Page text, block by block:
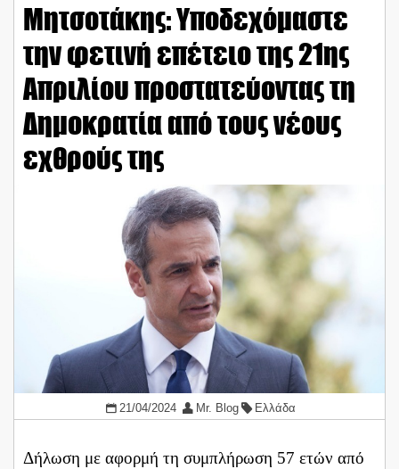
Μητσοτάκης: Υποδεχόμαστε
την φετινή επέτειο της 21ης
Απριλίου προστατεύοντας τη
Δημοκρατία από τους νέους
εχθρούς της
21/04/2024 Mr. Blog Ελλάδα
Δήλωση με αφορμή τη συμπλήρωση 57 ετών από